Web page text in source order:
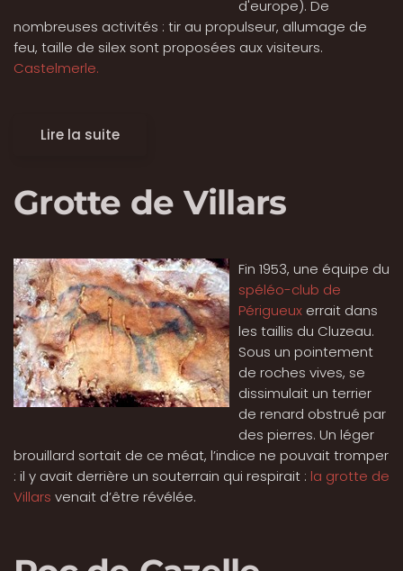
d'europe). De
nombreuses activités : tir au propulseur, allumage de
feu, taille de silex sont proposées aux visiteurs.
Castelmerle.
Lire la suite
Grotte de Villars
Fin 1953, une équipe du
spéléo-club de
Périgueux errait dans
les taillis du Cluzeau.
Sous un pointement
de roches vives, se
dissimulait un terrier
de renard obstrué par
des pierres. Un léger
brouillard sortait de ce méat, l’indice ne pouvait tromper
: il y avait derrière un souterrain qui respirait : la grotte de
Villars venait d’être révélée.